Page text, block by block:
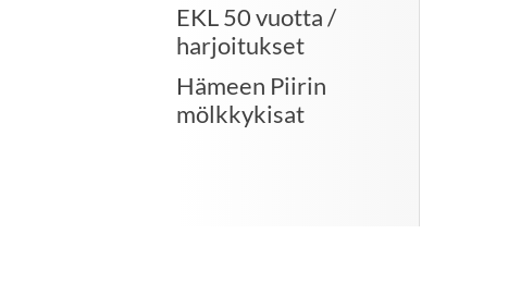
EKL 50 vuotta /
harjoitukset
Hämeen Piirin
mölkkykisat